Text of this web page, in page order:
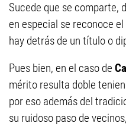
Sucede que se comparte,
en especial se reconoce
hay detrás de un título o
Pues bien, en el caso de
mérito resulta doble
por eso además del
su ruidoso paso de